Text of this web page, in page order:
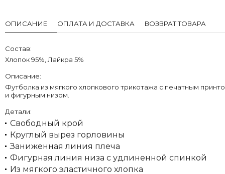
ОПИСАНИЕ ОПЛАТА И ДОСТАВКА ВОЗВРАТ ТОВАРА
Состав:
Хлопок 95%, Лайкра 5%
Описание:
Футболка из мягкого хлопкового трикотажа с печатным
и фигурным низом.
Детали:
Свободный крой
Круглый вырез горловины
Заниженная линия плеча
Фигурная линия низа с удлиненной спинкой
Из мягкого эластичного хлопка